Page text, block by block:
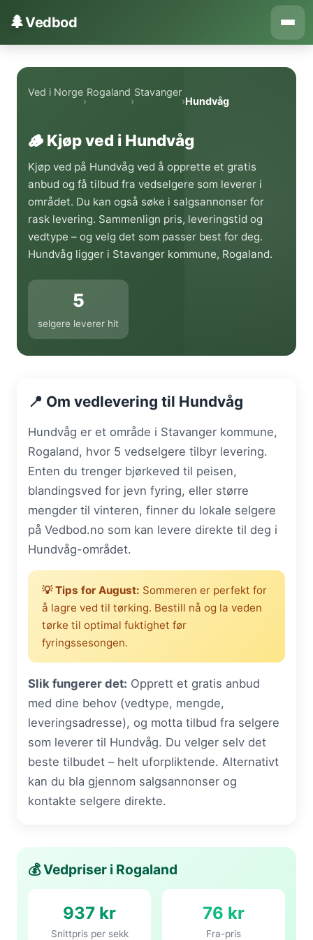
🌲Vedbod
Ved i Norge
›
Rogaland
›
Stavanger
›Hundvåg
🪵 Kjøp ved i Hundvåg
Kjøp ved på Hundvåg ved å opprette et gratis
anbud og få tilbud fra vedselgere som leverer i
området. Du kan også søke i salgsannonser for
rask levering. Sammenlign pris, leveringstid og
vedtype – og velg det som passer best for deg.
Hundvåg ligger i Stavanger kommune, Rogaland.
5
selgere leverer hit
📍 Om vedlevering til Hundvåg
Hundvåg er et område i Stavanger kommune,
Rogaland, hvor 5 vedselgere tilbyr levering.
Enten du trenger bjørkeved til peisen,
blandingsved for jevn fyring, eller større
mengder til vinteren, finner du lokale selgere
på Vedbod.no som kan levere direkte til deg i
Hundvåg-området.
💡 Tips for August: Sommeren er perfekt for
å lagre ved til tørking. Bestill nå og la veden
tørke til optimal fuktighet før
fyringssesongen.
Slik fungerer det: Opprett et gratis anbud
med dine behov (vedtype, mengde,
leveringsadresse), og motta tilbud fra selgere
som leverer til Hundvåg. Du velger selv det
beste tilbudet – helt uforpliktende. Alternativt
kan du bla gjennom salgsannonser og
kontakte selgere direkte.
💰 Vedpriser i Rogaland
937 kr
Snittpris per sekk
76 kr
Fra-pris